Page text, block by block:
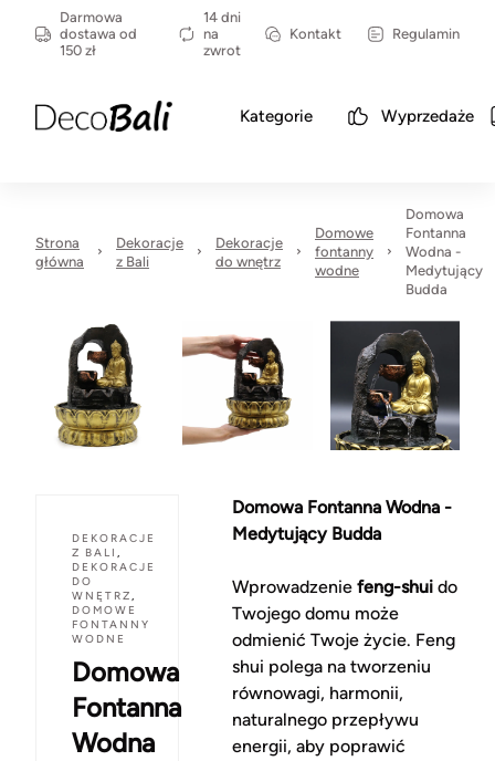
Darmowa
dostawa od
150 zł
14 dni
na
zwrot
Kontakt Regulamin
Kategorie Wyprzedaże
Strona
główna
Dekoracje
z Bali
Dekoracje
do wnętrz
Domowe
fontanny
wodne
Domowa
Fontanna
Wodna -
Medytujący
Budda
DEKORACJE
Z BALI ,
DEKORACJE
DO
WNĘTRZ,
DOMOWE
FONTANNY
WODNE
Domowa
Fontanna
Wodna
Domowa Fontanna Wodna -
Medytujący Budda
Wprowadzenie feng-shuido
Twojego domu może
odmienić Twoje życie. Feng
shui polega na tworzeniu
równowagi, harmonii,
naturalnego przepływu
energii, aby poprawić